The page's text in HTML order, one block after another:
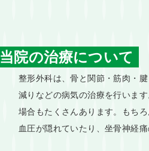
当院の治療について
整形外科は、骨と関節・筋肉・
減りなどの病気の治療を行いま
場合もたくさんあります。もち
血圧が隠れていたり、坐骨神経